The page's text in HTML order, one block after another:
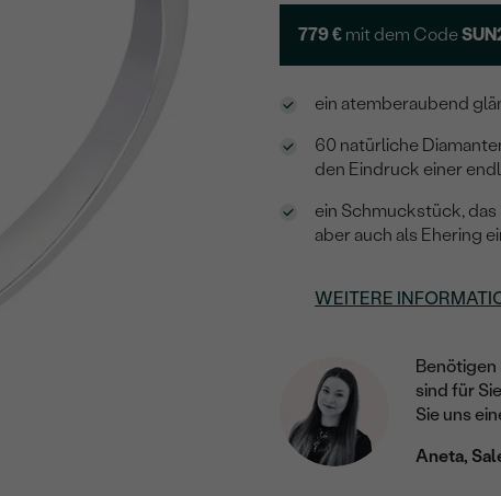
779 € mit dem Code
ein atemberaubend
60 natürliche
den Eindruck einer
ein Schmuckstück,
aber auch als Ehering
WEITERE
Benötigen
sind für
Sie uns
Aneta,